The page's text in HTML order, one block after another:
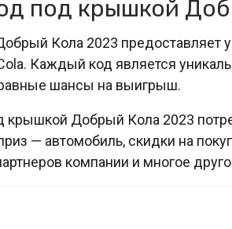
под крышкой
Кола 2023 предоставляет
Каждый код является
шансы на выигрыш.
крышкой Добрый Кола 2023
— автомобиль, скидки на
компании и многое